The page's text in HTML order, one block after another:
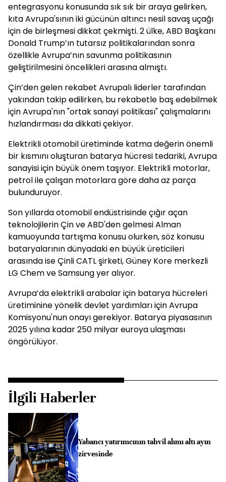
entegrasyonu konusunda sık sık bir araya gelirken,
kıta Avrupa'sının iki gücünün altıncı nesil savaş uçağı
için de birleşmesi dikkat çekmişti. 2 ülke, ABD Başkanı
Donald Trump’ın tutarsız politikalarından sonra
özellikle Avrupa’nın savunma politikasının
geliştirilmesini öncelikleri arasına almıştı.
Çin’den gelen rekabet Avrupalı liderler tarafından
yakından takip edilirken, bu rekabetle baş edebilmek
için Avrupa'nın "ortak sanayi politikası" çalışmalarını
hızlandırması da dikkati çekiyor.
Elektrikli otomobil üretiminde katma değerin önemli
bir kısmını oluşturan batarya hücresi tedariki, Avrupa
sanayisi için büyük önem taşıyor. Elektrikli motorlar,
petrol ile çalışan motorlara göre daha az parça
bulunduruyor.
Son yıllarda otomobil endüstrisinde çığır açan
teknolojilerin Çin ve ABD'den gelmesi Alman
kamuoyunda tartışma konusu olurken, söz konusu
bataryalarının dünyadaki en büyük üreticileri
arasında ise Çinli CATL şirketi, Güney Kore merkezli
LG Chem ve Samsung yer alıyor.
Avrupa’da elektrikli arabalar için batarya hücreleri
üretiminine yönelik devlet yardımları için Avrupa
Komisyonu'nun onayı gerekiyor. Batarya piyasasının
2025 yılına kadar 250 milyar euroya ulaşması
öngörülüyor.
İlgili Haberler
Yabancı yatırımcının tahvil alımı altı ayın
zirvesinde